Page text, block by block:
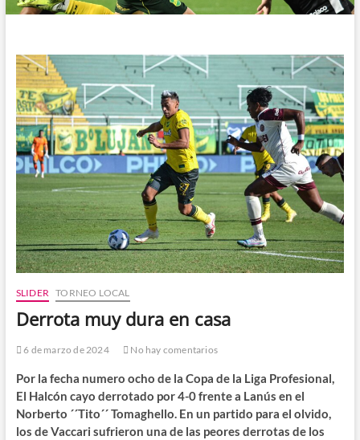
SLIDER TORNEO LOCAL
Derrota muy dura en casa
6 de marzo de 2024 No hay comentarios
Por la fecha numero ocho de la Copa de la Liga Profesional,
El Halcón cayo derrotado por 4-0 frente a Lanús en el
Norberto ´´Tito´´ Tomaghello. En un partido para el olvido,
los de Vaccari sufrieron una de las peores derrotas de los